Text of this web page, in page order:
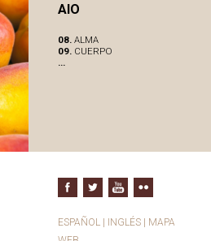
AIO
08. ALMA
09. CUERPO
...
ESPAÑOL | INGLÉS | MAPA